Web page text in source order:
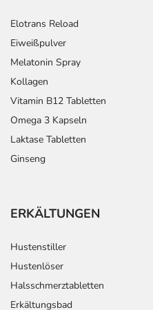
Elotrans Reload
Eiweißpulver
Melatonin Spray
Kollagen
Vitamin B12 Tabletten
Omega 3 Kapseln
Laktase Tabletten
Ginseng
ERKÄLTUNGEN
Hustenstiller
Hustenlöser
Halsschmerztabletten
Erkältungsbad